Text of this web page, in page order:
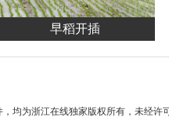
早稻开插
均为浙江在线独家版权所有，未经许